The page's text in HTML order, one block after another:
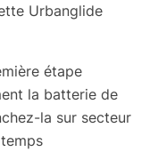
Urbanglide
étape
la batterie de
la sur secteur